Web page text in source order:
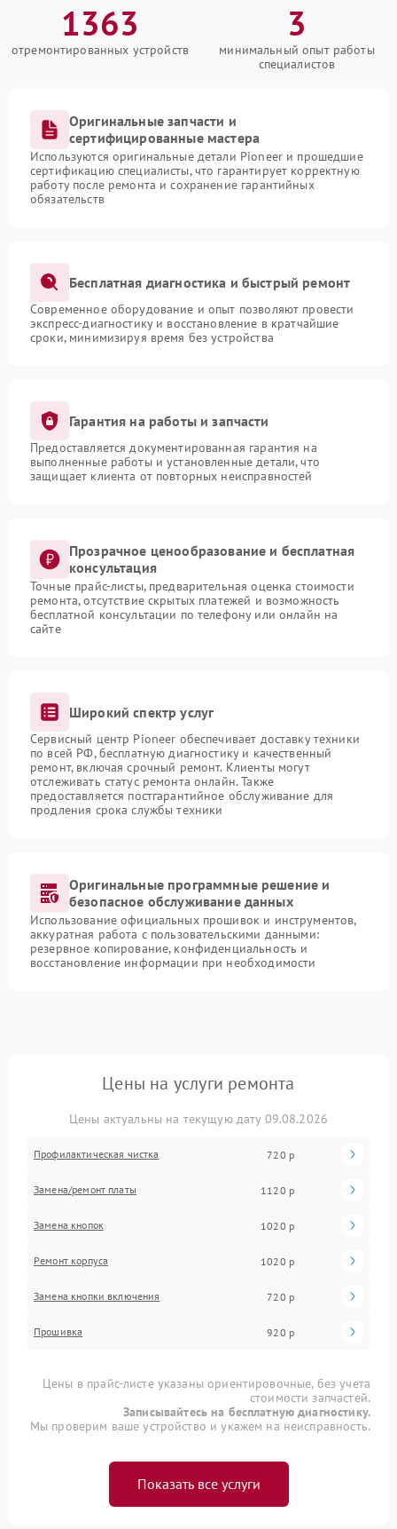
1363
отремонтированных устройств
3
минимальный опыт работы
специалистов
Оригинальные запчасти и
сертифицированные мастера
Используются оригинальные детали Pioneer и прошедшие
сертификацию специалисты, что гарантирует корректную
работу после ремонта и сохранение гарантийных
обязательств
Бесплатная диагностика и быстрый ремонт
Современное оборудование и опыт позволяют провести
экспресс-диагностику и восстановление в кратчайшие
сроки, минимизируя время без устройства
Гарантия на работы и запчасти
Предоставляется документированная гарантия на
выполненные работы и установленные детали, что
защищает клиента от повторных неисправностей
Прозрачное ценообразование и бесплатная
консультация
Точные прайс-листы, предварительная оценка стоимости
ремонта, отсутствие скрытых платежей и возможность
бесплатной консультации по телефону или онлайн на
сайте
Широкий спектр услуг
Сервисный центр Pioneer обеспечивает доставку техники
по всей РФ, бесплатную диагностику и качественный
ремонт, включая срочный ремонт. Клиенты могут
отслеживать статус ремонта онлайн. Также
предоставляется постгарантийное обслуживание для
продления срока службы техники
Оригинальные программные решение и
безопасное обслуживание данных
Использование официальных прошивок и инструментов,
аккуратная работа с пользовательскими данными:
резервное копирование, конфиденциальность и
восстановление информации при необходимости
Цены на услуги ремонта
Цены актуальны на текущую дату 09.08.2026
Профилактическая чистка 720 р
Замена/ремонт платы 1120 р
Замена кнопок 1020 р
Ремонт корпуса 1020 р
Замена кнопки включения 720 р
Прошивка 920 р
Цены в прайс-листе указаны ориентировочные, без учета
стоимости запчастей.
Записывайтесь на бесплатную диагностику.
Мы проверим ваше устройство и укажем на неисправность.
Показать все услуги